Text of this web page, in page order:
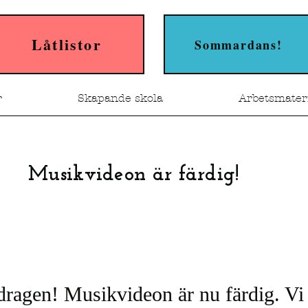
Skapande skola
Låtlistor Sommardans!
Musikvideon är färdig!
Musikvideon är nu färdig.